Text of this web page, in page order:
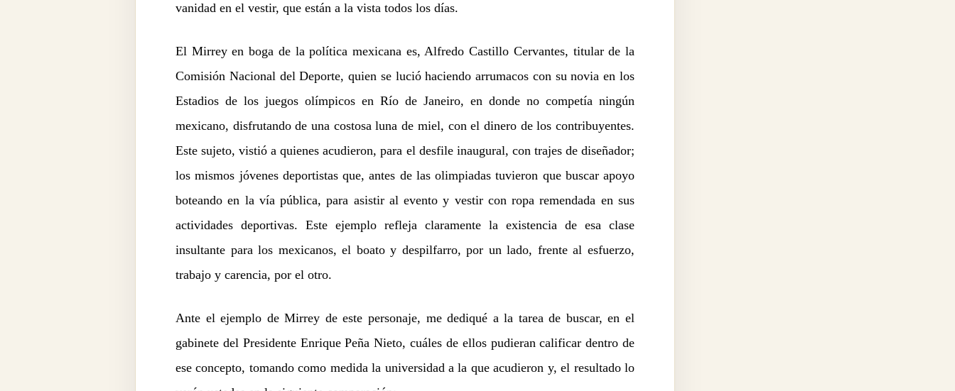
vanidad en el vestir, que están a la vista todos los días.
El Mirrey en boga de la política mexicana es, Alfredo Castillo Cervantes, titular de la
Comisión Nacional del Deporte, quien se lució haciendo arrumacos con su novia en los
Estadios de los juegos olímpicos en Río de Janeiro, en donde no competía ningún
mexicano, disfrutando de una costosa luna de miel, con el dinero de los contribuyentes.
Este sujeto, vistió a quienes acudieron, para el desfile inaugural, con trajes de diseñador;
los mismos jóvenes deportistas que, antes de las olimpiadas tuvieron que buscar apoyo
boteando en la vía pública, para asistir al evento y vestir con ropa remendada en sus
actividades deportivas. Este ejemplo refleja claramente la existencia de esa clase
insultante para los mexicanos, el boato y despilfarro, por un lado, frente al esfuerzo,
trabajo y carencia, por el otro.
Ante el ejemplo de Mirrey de este personaje, me dediqué a la tarea de buscar, en el
gabinete del Presidente Enrique Peña Nieto, cuáles de ellos pudieran calificar dentro de
ese concepto, tomando como medida la universidad a la que acudieron y, el resultado lo